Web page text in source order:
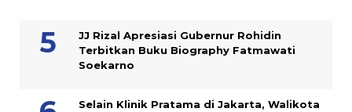
JJ Rizal Apresiasi Gubernur Rohidin
Terbitkan Buku Biography Fatmawati
Soekarno
Selain Klinik Pratama di Jakarta, Walikota